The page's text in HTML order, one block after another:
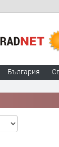
България